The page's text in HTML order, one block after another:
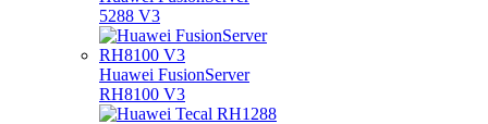
5288 V3
Huawei FusionServer
RH8100 V3